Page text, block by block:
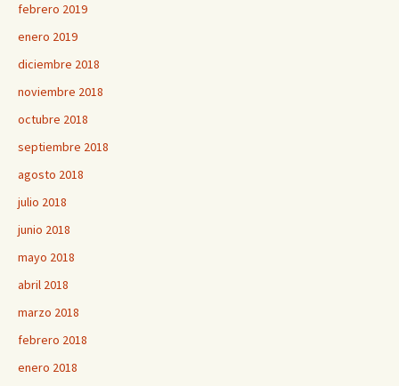
febrero 2019
enero 2019
diciembre 2018
noviembre 2018
octubre 2018
septiembre 2018
agosto 2018
julio 2018
junio 2018
mayo 2018
abril 2018
marzo 2018
febrero 2018
enero 2018